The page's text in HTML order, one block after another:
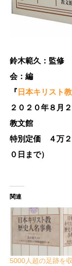
鈴木範久：監修
会：編
『 日本キリスト
２０２０年８月
教文館
特別定価 ４万２
０日まで）
関連
5000人超の足跡を